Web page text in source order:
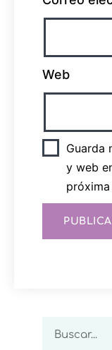
Web
Guarda
y web